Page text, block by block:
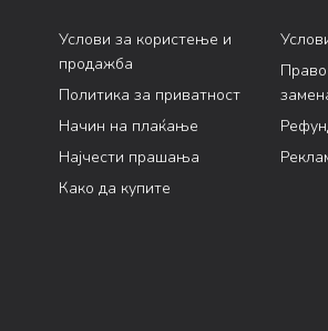
Услови за користење и
продажба
Политика за приватност
Начин на плаќање
Најчести прашања
Како да купите